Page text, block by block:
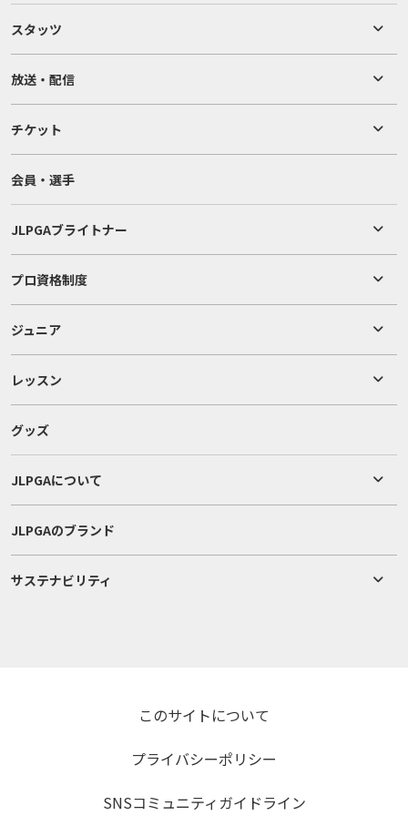
スタッツ
放送・配信
チケット
会員・選手
JLPGAブライトナー
プロ資格制度
ジュニア
レッスン
グッズ
JLPGAについて
JLPGAのブランド
サステナビリティ
このサイトについて
プライバシーポリシー
SNSコミュニティガイドライン